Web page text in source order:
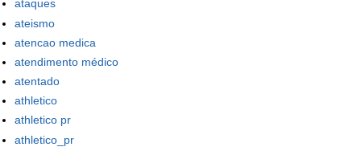
ataques
ateismo
atencao medica
atendimento médico
atentado
athletico
athletico pr
athletico_pr